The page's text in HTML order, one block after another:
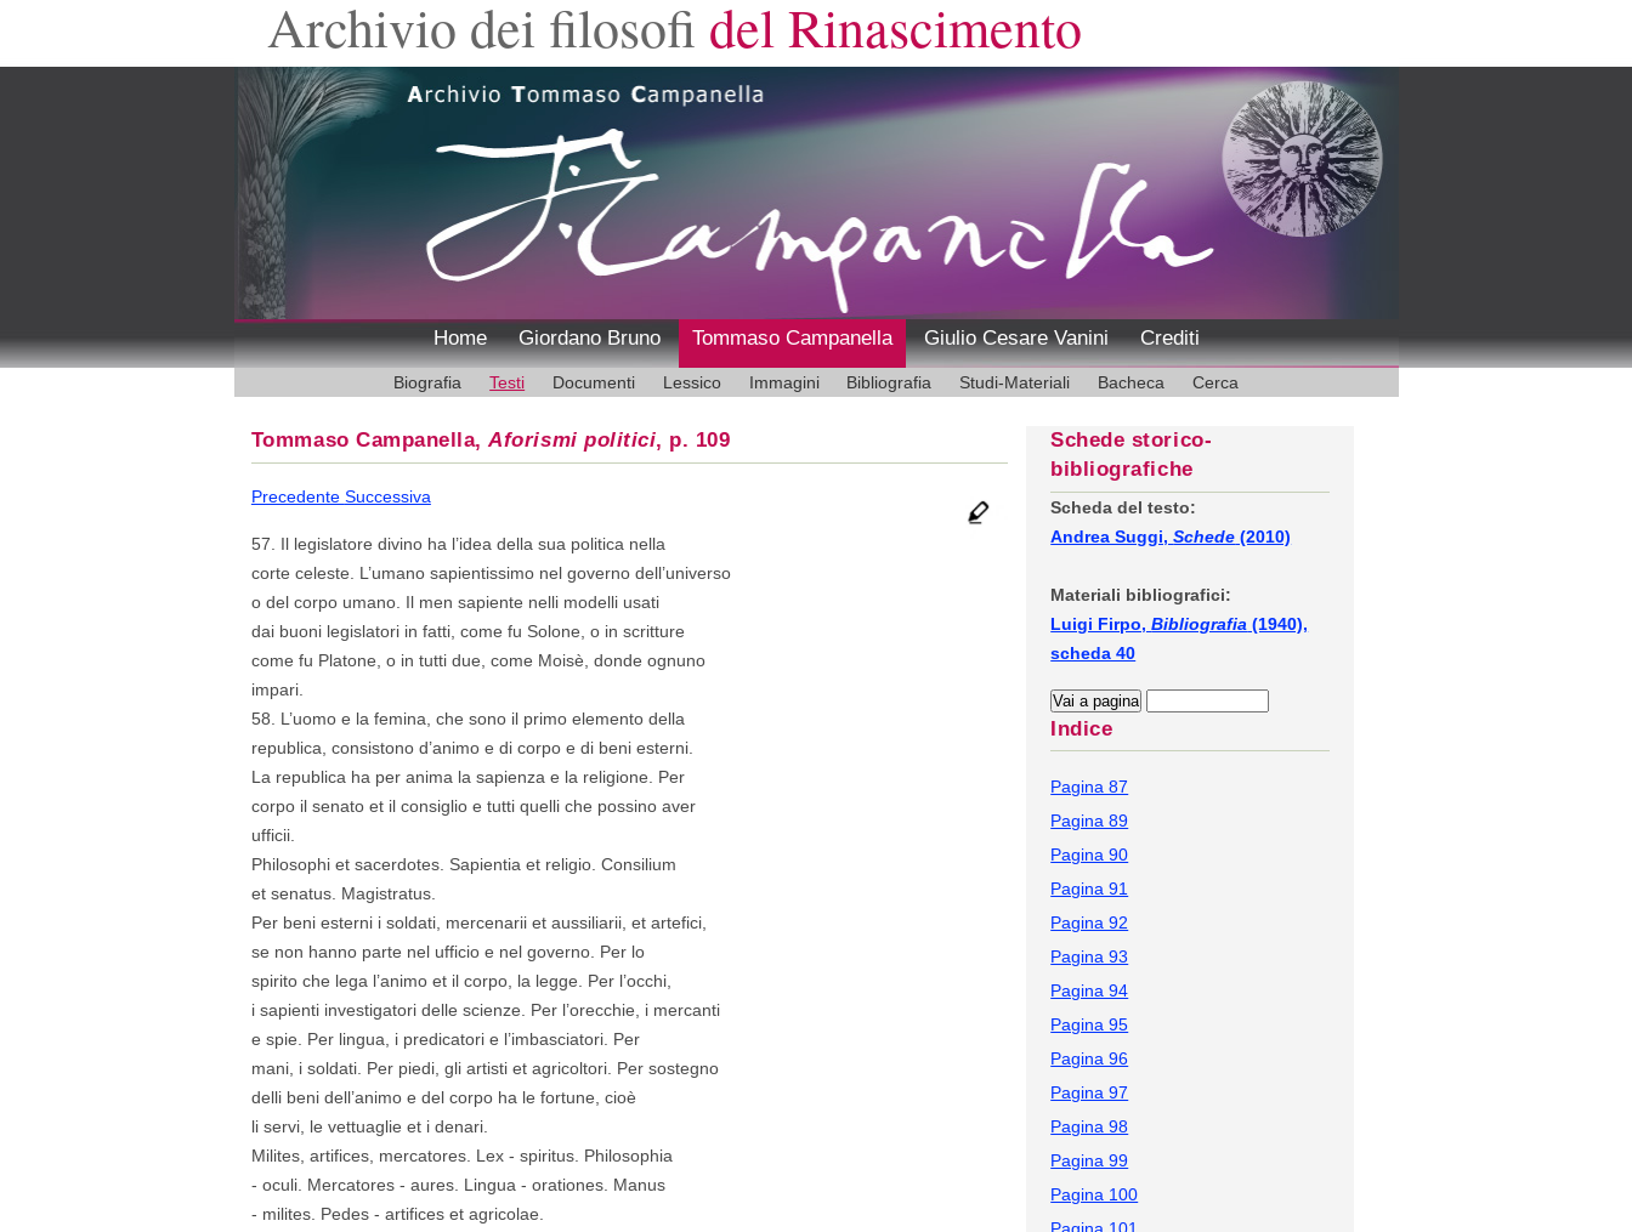
Archivio dei filosofi del Rinascimento
Home Giordano Bruno Tommaso Campanella Giulio Cesare Vanini Crediti
Biografia Testi Documenti Lessico Immagini Bibliografia Studi-Materiali Bacheca Cerca
Tommaso Campanella,Aforismi politici, p. 109
Precedente Successiva
57. Il legislatore divino ha l’idea della sua politica nella
corte celeste. L’umano sapientissimo nel governo dell’universo
o del corpo umano. Il men sapiente nelli modelli usati
dai buoni legislatori in fatti, come fu Solone, o in scritture
come fu Platone, o in tutti due, come Moisè, donde ognuno
impari.
58. L’uomo e la femina, che sono il primo elemento della
republica, consistono d’animo e di corpo e di beni esterni.
La republica ha per anima la sapienza e la religione. Per
corpo il senato et il consiglio e tutti quelli che possino aver
ufficii.
Philosophi et sacerdotes. Sapientia et religio. Consilium
et senatus. Magistratus.
Per beni esterni i soldati, mercenarii et aussiliarii, et artefici,
se non hanno parte nel ufficio e nel governo. Per lo
spirito che lega l’animo et il corpo, la legge. Per l’occhi,
i sapienti investigatori delle scienze. Per l’orecchie, i mercanti
e spie. Per lingua, i predicatori e l’imbasciatori. Per
mani, i soldati. Per piedi, gli artisti et agricoltori. Per sostegno
delli beni dell’animo e del corpo ha le fortune, cioè
li servi, le vettuaglie et i denari.
Milites, artifices, mercatores. Lex - spiritus. Philosophia
- oculi. Mercatores - aures. Lingua - orationes. Manus
- milites. Pedes - artifices et agricolae.
Schede storico-
bibliografiche
Scheda del testo:
Andrea Suggi,Schede (2010)
Materiali bibliografici:
Luigi Firpo,Bibliografia (1940),
scheda 40
Indice
Pagina 87
Pagina 89
Pagina 90
Pagina 91
Pagina 92
Pagina 93
Pagina 94
Pagina 95
Pagina 96
Pagina 97
Pagina 98
Pagina 99
Pagina 100